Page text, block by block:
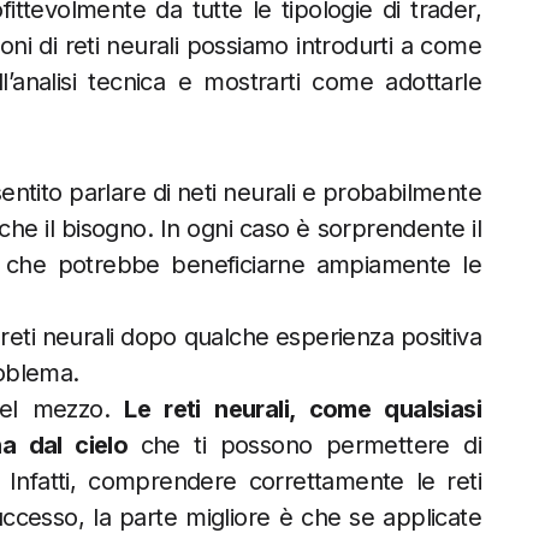
da tutte le tipologie di trader,
di reti neurali possiamo introdurti a come
tecnica e mostrarti come adottarle
parlare di neti neurali e probabilmente
il bisogno. In ogni caso è sorprendente il
potrebbe beneficiarne ampiamente le
neurali dopo qualche esperienza positiva
mezzo. Le reti neurali, come qualsiasi
dal cielo che ti possono permettere di
comprendere correttamente le reti
la parte migliore è che se applicate